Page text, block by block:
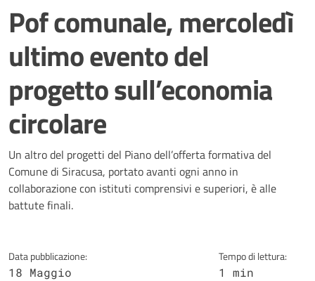
Pof comunale, mercoledì
ultimo evento del
progetto sull’economia
circolare
Dettagli della notizia
Un altro del progetti del Piano dell’offerta formativa del
Comune di Siracusa, portato avanti ogni anno in
collaborazione con istituti comprensivi e superiori, è alle
battute finali.
Data pubblicazione:
18 Maggio
Tempo di lettura:
1 min